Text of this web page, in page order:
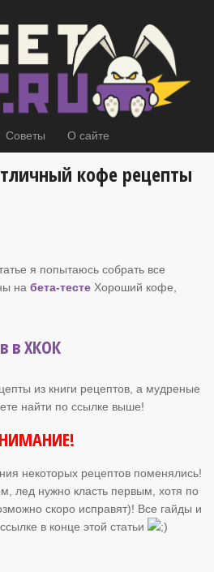
Советы О сайте
кофе рецепты
я попытаюсь собрать все
набета-тесте Хороший кофе
в ХКОК
из книги рецептов, а мудреные
найти по ссылке выше!
некоторых рецептов поменялись!
лед нужно класть первым, хотя по
скоро исправят)! Все гайды и
в конце этой статьи